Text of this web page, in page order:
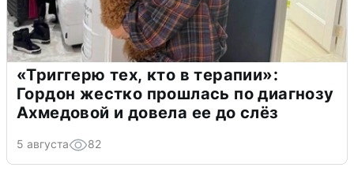
«Триггерю тех, кто в терапии»:
Гордон жестко прошлась по диагнозу
Ахмедовой и довела ее до слёз
5 августа 82